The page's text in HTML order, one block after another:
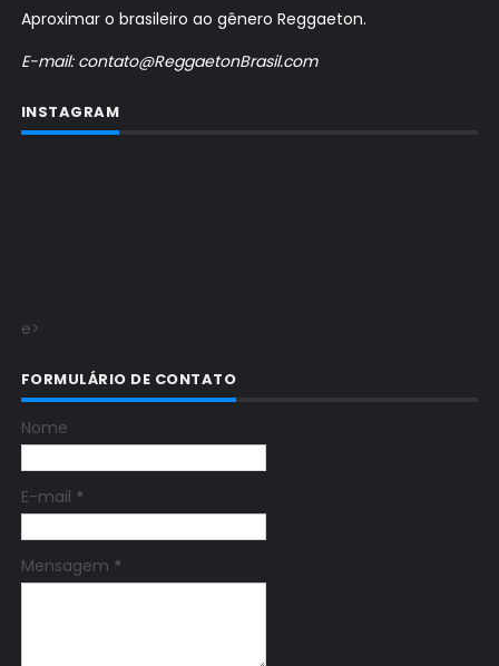
Aproximar o brasileiro ao gênero Reggaeton.
E-mail: contato@ReggaetonBrasil.com
INSTAGRAM
e>
FORMULÁRIO DE CONTATO
Nome
E-mail *
Mensagem *